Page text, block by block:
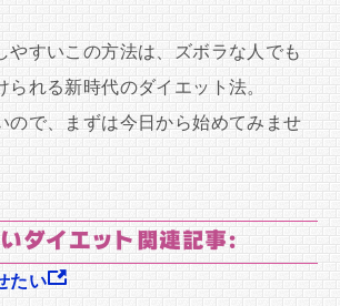
やすいこの方法は、ズボラな人でも
られる新時代のダイエット法。
ので、まずは今日から始めてみませ
ダイエット関連記事:
たい